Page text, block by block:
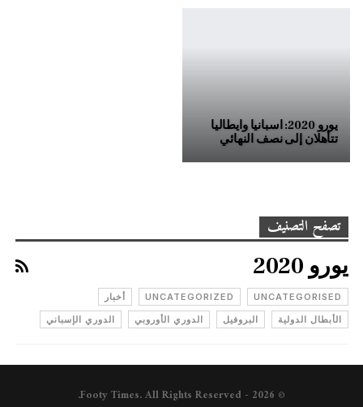
يورو 2020: اسبانيا وايطاليا
تتأهلان إلى نصف النهائي
تصفح التصنيف
يورو 2020
UNCATEGORISED
UNCATEGORIZED
أخبار
الأبطال الدولية
البروفيل الدوري الأوروبي الدوري الإسباني
© 2026 - Footy Times. All Rights Reserved.